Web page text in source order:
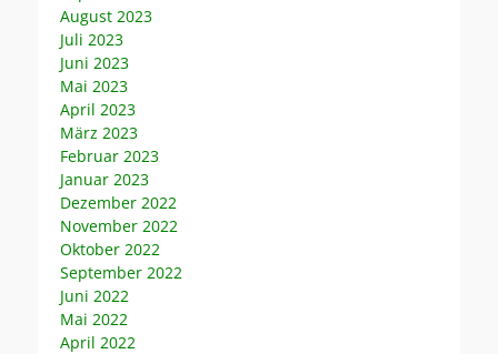
August 2023
Juli 2023
Juni 2023
Mai 2023
April 2023
März 2023
Februar 2023
Januar 2023
Dezember 2022
November 2022
Oktober 2022
September 2022
Juni 2022
Mai 2022
April 2022